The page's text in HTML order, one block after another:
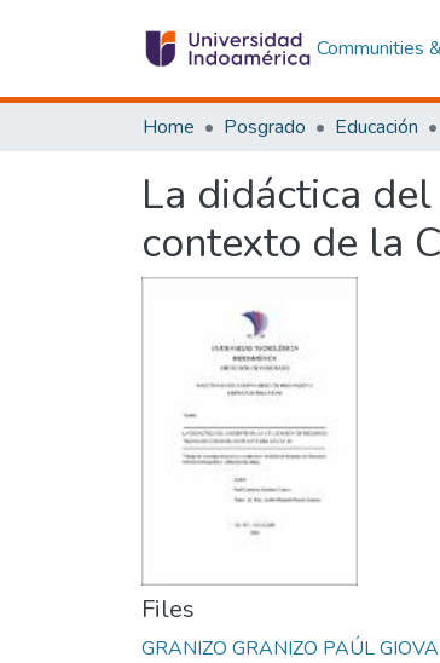
Communities
Home Posgrado Educación
La didáctica
contexto de la
Files
GRANIZO GRANIZO PAÚL